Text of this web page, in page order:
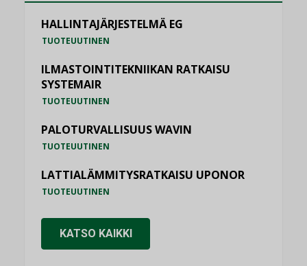
HALLINTAJÄRJESTELMÄ EG
TUOTEUUTINEN
ILMASTOINTITEKNIIKAN RATKAISU
SYSTEMAIR
TUOTEUUTINEN
PALOTURVALLISUUS WAVIN
TUOTEUUTINEN
LATTIALÄMMITYSRATKAISU UPONOR
TUOTEUUTINEN
KATSO KAIKKI